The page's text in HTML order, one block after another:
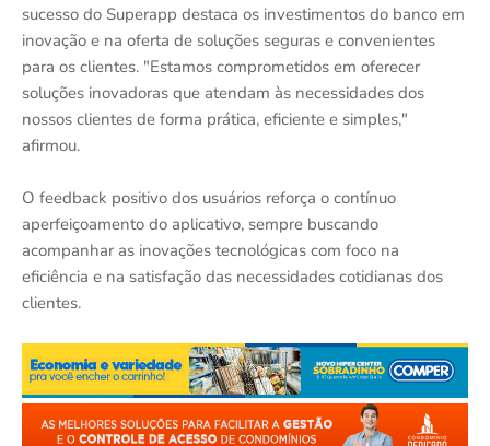
sucesso do Superapp destaca os investimentos do banco em
inovação e na oferta de soluções seguras e convenientes
para os clientes. "Estamos comprometidos em oferecer
soluções inovadoras que atendam às necessidades dos
nossos clientes de forma prática, eficiente e simples,"
afirmou.
O feedback positivo dos usuários reforça o contínuo
aperfeiçoamento do aplicativo, sempre buscando
acompanhar as inovações tecnológicas com foco na
eficiência e na satisfação das necessidades cotidianas dos
clientes.